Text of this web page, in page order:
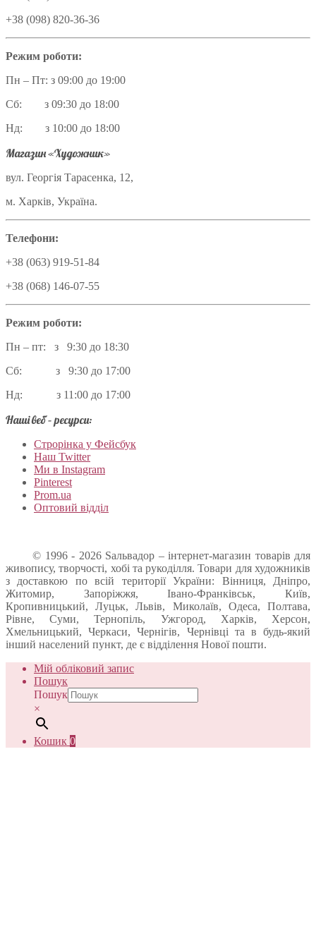
+38 (098) 820-36-36
Режим роботи:
Пн – Пт: з 09:00 до 19:00
Сб: з 09:30 до 18:00
Нд: з 10:00 до 18:00
Магазин «Художник»
вул. Георгія Тарасенка, 12,
м. Харків, Україна.
Телефони:
+38 (063) 919-51-84
+38 (068) 146-07-55
Режим роботи:
Пн – пт: з 9:30 до 18:30
Сб: з 9:30 до 17:00
Нд: з 11:00 до 17:00
Наші веб – ресурси:
Строрінка у Фейсбук
Наш Twitter
Ми в Instagram
Pinterest
Prom.ua
Оптовий відділ
© 1996 - 2026 Sальвадор – інтернет-магазин товарів для
живопису, творчості, хобі та рукоділля. Товари для художників
з доставкою по всій території України: Вінниця, Дніпро,
Житомир, Запоріжжя, Івано-Франківськ, Київ,
Кропивницький, Луцьк, Львів, Миколаїв, Одеса, Полтава,
Рівне, Суми, Тернопіль, Ужгород, Харків, Херсон,
Хмельницький, Черкаси, Чернігів, Чернівці та в будь-який
інший населений пункт, де є відділення Нової пошти.
Мій обліковий запис
Пошук
Пошук
×
Кошик 0